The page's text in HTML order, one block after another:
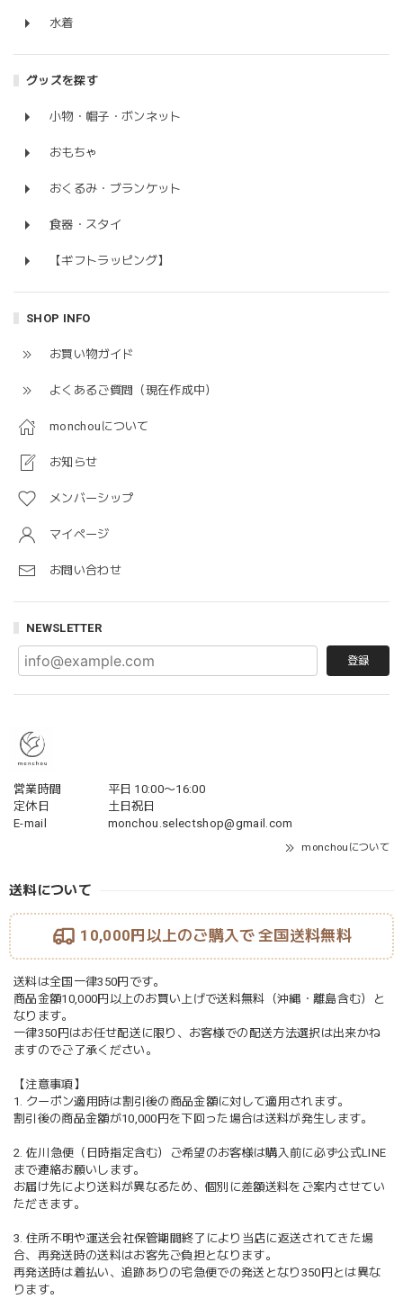
水着
グッズを探す
小物・帽子・ボンネット
おもちゃ
おくるみ・ブランケット
食器・スタイ
【ギフトラッピング】
SHOP INFO
お買い物ガイド
よくあるご質問（現在作成中）
monchouについて
お知らせ
メンバーシップ
マイページ
お問い合わせ
NEWSLETTER
登録
営業時間
平日 10:00〜16:00
定休日
土日祝日
E-mail
monchou.selectshop@gmail.com
monchouについて
送料について
10,000円以上のご購入で 全国送料無料
送料は全国一律350円です。
商品金額10,000円以上のお買い上げで送料無料（沖縄・離島含む）と
なります。
一律350円はお任せ配送に限り、お客様での配送方法選択は出来かね
ますのでご了承ください。
【注意事項】
1. クーポン適用時は割引後の商品金額に対して適用されます。
割引後の商品金額が10,000円を下回った場合は送料が発生します。
2. 佐川急便（日時指定含む）ご希望のお客様は購入前に必ず公式LINE
まで連絡お願いします。
お届け先により送料が異なるため、個別に差額送料をご案内させてい
ただきます。
3. 住所不明や運送会社保管期間終了により当店に返送されてきた場
合、再発送時の送料はお客先ご負担となります。
再発送時は着払い、追跡ありの宅急便での発送となり350円とは異な
ります。